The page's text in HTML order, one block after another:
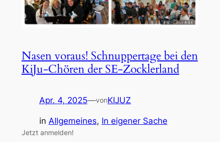
Nasen voraus! Schnuppertage bei den
KiJu-Chören der SE-Zocklerland
Apr. 4, 2025—vonKIJUZ
in Allgemeines, In eigener Sache
Jetzt anmelden!